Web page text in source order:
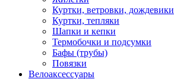
Куртки, ветровки, дождевики
Куртки, тепляки
Шапки и кепки
Термобочки и подсумки
Бафы (трубы)
Повязки
Велоаксессуары